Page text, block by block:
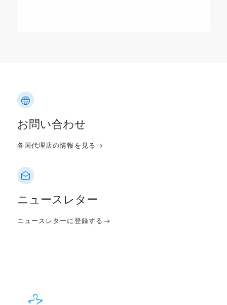
お問い合わせ
各国代理店の情報を見る
ニュースレター
ニュースレターに登録する